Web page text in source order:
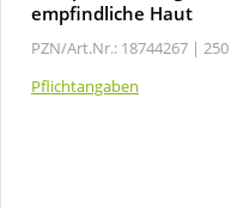
empfindliche Haut
PZN/Art.Nr.: 18744267 |
Pflichtangaben